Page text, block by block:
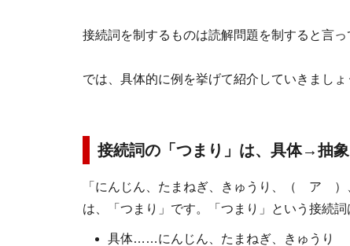
接続詞を制するものは読解問題を制すると言っ
では、具体的に例を挙げて紹介していきましょ
接続詞の「つまり」は、具体→抽
「にんじん、たまねぎ、きゅうり、（ ア
は、「つまり」です。「つまり」という接続
具体……にんじん、たまねぎ、きゅうり